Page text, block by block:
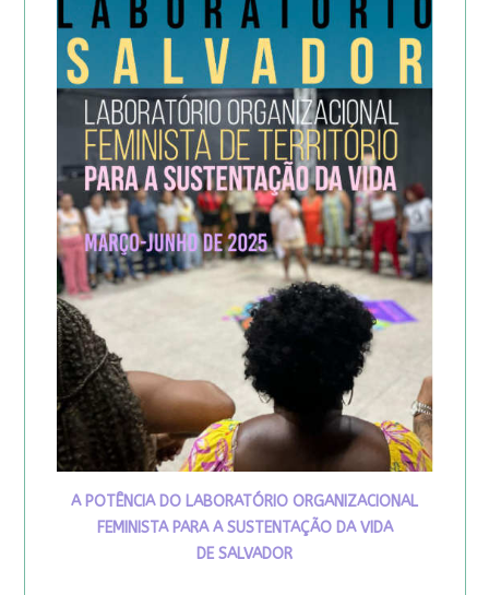
A POTÊNCIA DO LABORATÓRIO ORGANIZACIONAL
FEMINISTA PARA A SUSTENTAÇÃO DA VIDA
DE SALVADOR